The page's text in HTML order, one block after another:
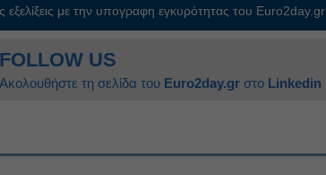
εξελίξεις με την υπογραφη εγκυρότητας του Euro2day.gr
FOLLOW US
Ακολουθήστε τη σελίδα του Euro2day.gr στο Linkedin